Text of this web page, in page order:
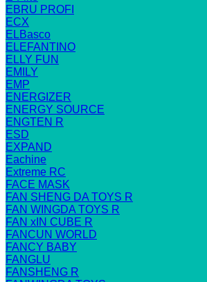
EBRU PROFI
ECX
ELBasco
ELEFANTINO
ELLY FUN
EMILY
EMP
ENERGIZER
ENERGY SOURCE
ENGTEN R
ESD
EXPAND
Eachine
Extreme RC
FACE MASK
FAN SHENG DA TOYS R
FAN WINGDA TOYS R
FAN xIN CUBE R
FANCUN WORLD
FANCY BABY
FANGLU
FANSHENG R